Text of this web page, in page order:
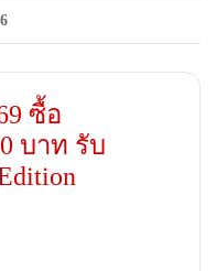
ซื้อ
บาท รับ